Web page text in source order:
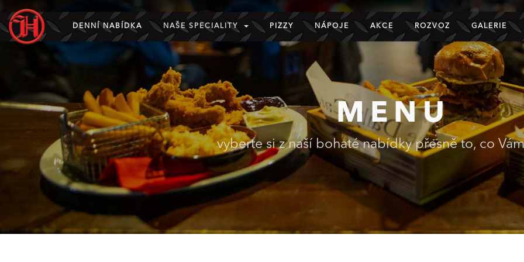
DENNÍ NABÍDKA NAŠE SPECIALITY PIZZY NÁPOJE AKCE ROZVOZ GALERIE
MENU
vyberte si z naší bohaté nabídky přesně to, co